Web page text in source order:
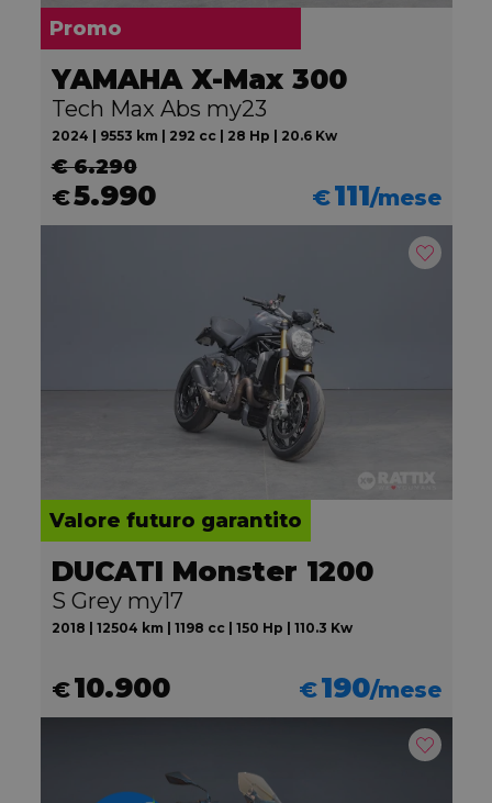
Promo
YAMAHA X-Max 300
Tech Max Abs my23
2024 | 9553 km | 292 cc | 28 Hp | 20.6 Kw
€ 6.290
€5.990 €111/mese
Valore futuro garantito
DUCATI Monster 1200
S Grey my17
2018 | 12504 km | 1198 cc | 150 Hp | 110.3 Kw
€10.900 €190/mese